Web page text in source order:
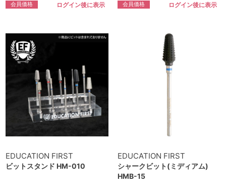
会員価格 ログイン後に表示 会員価格 ログイン後に表示
EDUCATION FIRST
ビットスタンド HM-010
EDUCATION FIRST
シャークビット(ミディアム)
HMB-15